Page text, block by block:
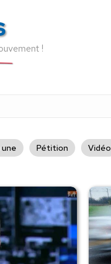
!
une Pétition Vidéo